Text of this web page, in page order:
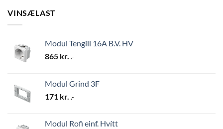
VINSÆLAST
Modul Tengill 16A B.V. HV
865 kr. .-
Modul Grind 3F
171 kr. .-
Modul Rofi einf. Hvítt